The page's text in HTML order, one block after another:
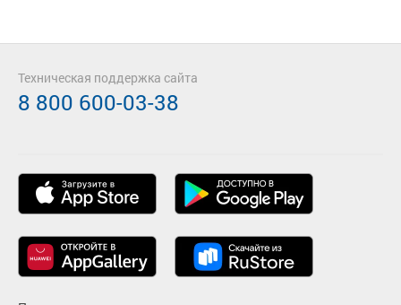
Техническая поддержка сайта
8 800 600-03-38